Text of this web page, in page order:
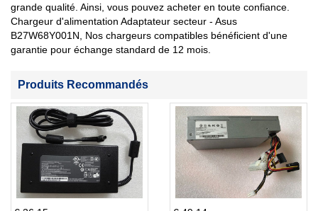
grande qualité. Ainsi, vous pouvez acheter en toute confiance.
Chargeur d'alimentation Adaptateur secteur - Asus
B27W68Y001N, Nos chargeurs compatibles bénéficient d'une
garantie pour échange standard de 12 mois.
Produits Recommandés